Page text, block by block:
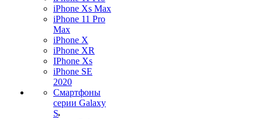
iPhone Xs Max
iPhone 11 Pro
Max
iPhone X
iPhone XR
IPhone Xs
iPhone SE
2020
Смартфоны
серии Galaxy
S